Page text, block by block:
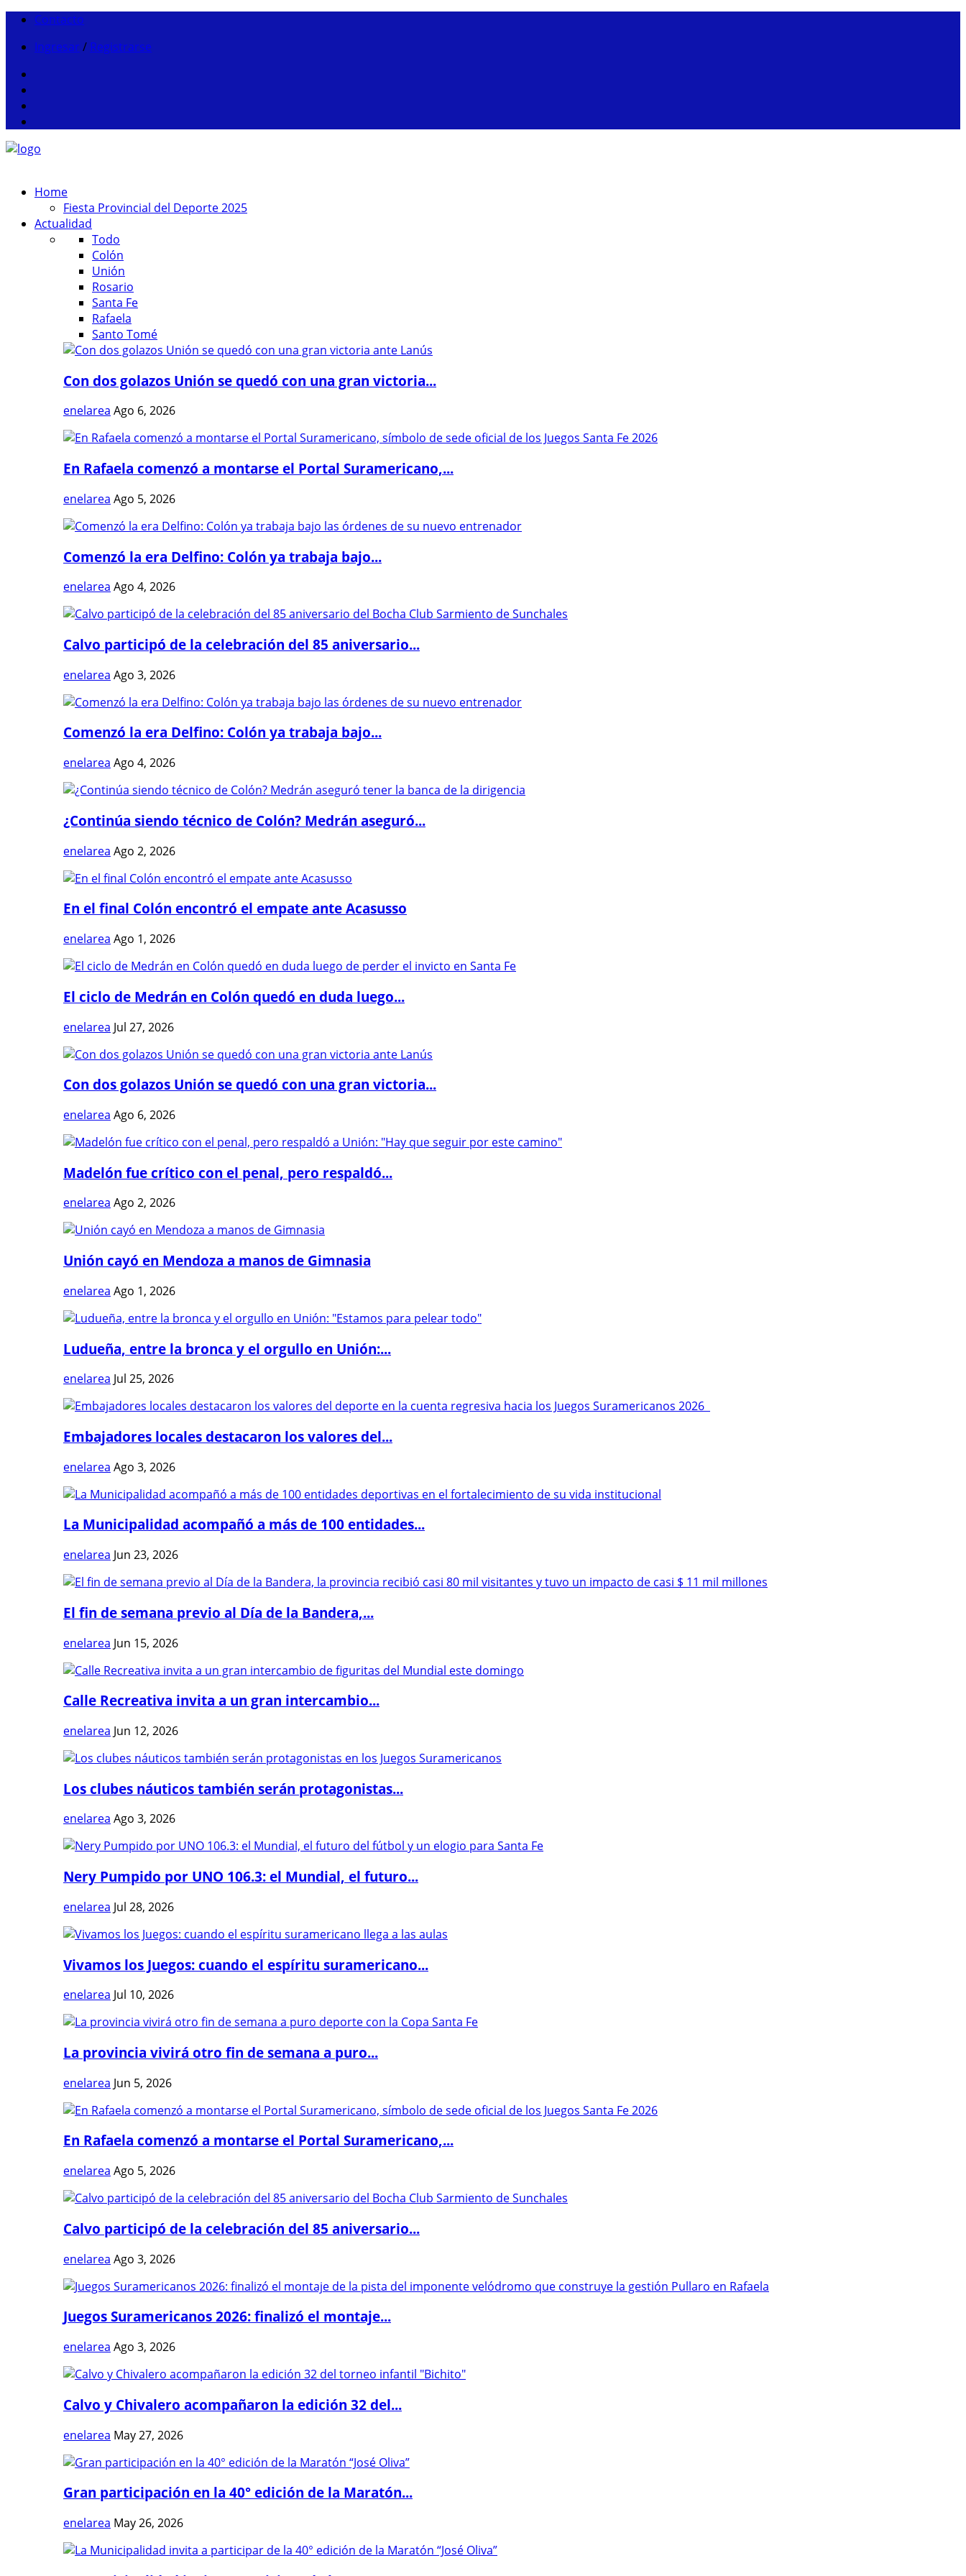
Contacto
Ingresar / Registrarse
Home
Fiesta Provincial del Deporte 2025
Actualidad
Todo
Colón
Unión
Rosario
Santa Fe
Rafaela
Santo Tomé
Con dos golazos Unión se quedó con una gran victoria...
enelarea Ago 6, 2026
En Rafaela comenzó a montarse el Portal Suramericano,...
enelarea Ago 5, 2026
Comenzó la era Delfino: Colón ya trabaja bajo...
enelarea Ago 4, 2026
Calvo participó de la celebración del 85 aniversario...
enelarea Ago 3, 2026
Comenzó la era Delfino: Colón ya trabaja bajo...
enelarea Ago 4, 2026
¿Continúa siendo técnico de Colón? Medrán aseguró...
enelarea Ago 2, 2026
En el final Colón encontró el empate ante Acasusso
enelarea Ago 1, 2026
El ciclo de Medrán en Colón quedó en duda luego...
enelarea Jul 27, 2026
Con dos golazos Unión se quedó con una gran victoria...
enelarea Ago 6, 2026
Madelón fue crítico con el penal, pero respaldó...
enelarea Ago 2, 2026
Unión cayó en Mendoza a manos de Gimnasia
enelarea Ago 1, 2026
Ludueña, entre la bronca y el orgullo en Unión:...
enelarea Jul 25, 2026
Embajadores locales destacaron los valores del...
enelarea Ago 3, 2026
La Municipalidad acompañó a más de 100 entidades...
enelarea Jun 23, 2026
El fin de semana previo al Día de la Bandera,...
enelarea Jun 15, 2026
Calle Recreativa invita a un gran intercambio...
enelarea Jun 12, 2026
Los clubes náuticos también serán protagonistas...
enelarea Ago 3, 2026
Nery Pumpido por UNO 106.3: el Mundial, el futuro...
enelarea Jul 28, 2026
Vivamos los Juegos: cuando el espíritu suramericano...
enelarea Jul 10, 2026
La provincia vivirá otro fin de semana a puro...
enelarea Jun 5, 2026
En Rafaela comenzó a montarse el Portal Suramericano,...
enelarea Ago 5, 2026
Calvo participó de la celebración del 85 aniversario...
enelarea Ago 3, 2026
Juegos Suramericanos 2026: finalizó el montaje...
enelarea Ago 3, 2026
Calvo y Chivalero acompañaron la edición 32 del...
enelarea May 27, 2026
Gran participación en la 40° edición de la Maratón...
enelarea May 26, 2026